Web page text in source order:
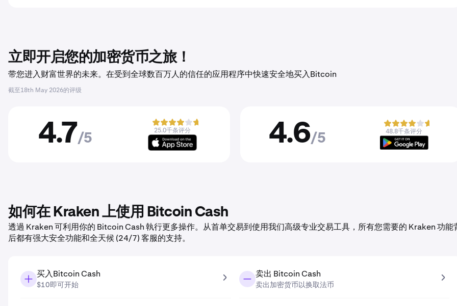
立即开启您的加密货币之旅！
带您进入财富世界的未来。在受到全球数百万人的信任的应用程序中快速安全地买入Bitcoin
截至18th May 2026的评级
4.7/5
25.0千条评分 4.6/5
48.8千条评分
如何在 Kraken 上使用 Bitcoin Cash
透過 Kraken 可利用你的 Bitcoin Cash 執行更多操作。从首单交易到使用我们高级专业交易工具，所有您需要的 Kraken 功能
后都有强大安全功能和全天候 (24/7) 客服的支持。
买入Bitcoin Cash
$10即可开始
卖出 Bitcoin Cash
卖出加密货币以换取法币